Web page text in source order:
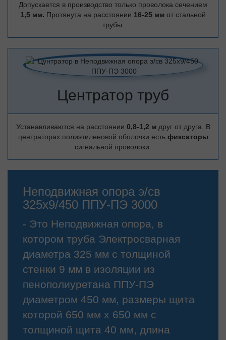
Допускается в производство только проволока сечением
1,5 мм. Протянута на расстоянии 16-25 мм от стальной
трубы.
Центратор труб
Устанавливаются на расстоянии 0,8-1,2 м друг от друга. В
центраторах полиэтиленовой оболочки есть фиксаторы
сигнальной проволоки.
Неподвижная опора э/св
325х9/450 ППУ-ПЭ 3000
- Это Неподвижная опора, в
котором труба Электросварная
диаметра 325 мм с толщиной
стенки 9 мм в изоляции из
пенополиуретана ППУ-ПЭ
диаметром 450 мм, размеры щита
которой 650 мм х 650 мм с
толщиной щита 40 мм, длина